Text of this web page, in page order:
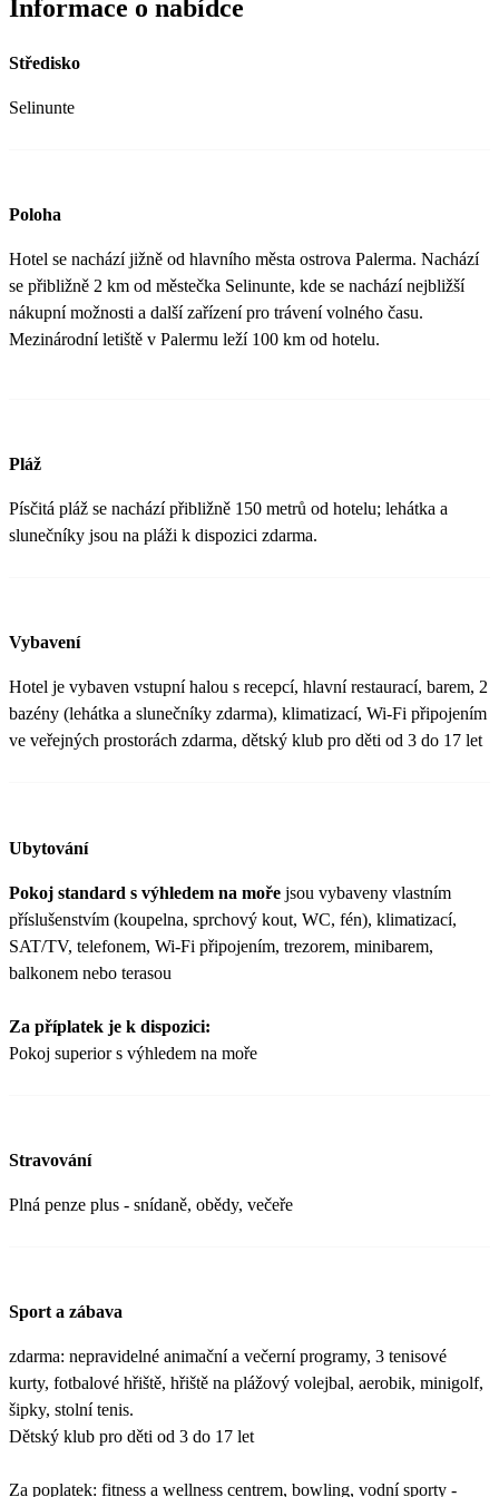
Informace o nabídce
Středisko
Selinunte
Poloha
Hotel se nachází jižně od hlavního města ostrova Palerma. Nachází
se přibližně 2 km od městečka Selinunte, kde se nachází nejbližší
nákupní možnosti a další zařízení pro trávení volného času.
Mezinárodní letiště v Palermu leží 100 km od hotelu.
Pláž
Písčitá pláž se nachází přibližně 150 metrů od hotelu; lehátka a
slunečníky jsou na pláži k dispozici zdarma.
Vybavení
Hotel je vybaven vstupní halou s recepcí, hlavní restaurací, barem, 2
bazény (lehátka a slunečníky zdarma), klimatizací, Wi-Fi připojením
ve veřejných prostorách zdarma, dětský klub pro děti od 3 do 17 let
Ubytování
Pokoj standard s výhledem na moře jsou vybaveny vlastním
příslušenstvím (koupelna, sprchový kout, WC, fén), klimatizací,
SAT/TV, telefonem, Wi-Fi připojením, trezorem, minibarem,
balkonem nebo terasou
Za příplatek je k dispozici:
Pokoj superior s výhledem na moře
Stravování
Plná penze plus - snídaně, obědy, večeře
Sport a zábava
zdarma: nepravidelné animační a večerní programy, 3 tenisové
kurty, fotbalové hřiště, hřiště na plážový volejbal, aerobik, minigolf,
šipky, stolní tenis.
Dětský klub pro děti od 3 do 17 let
Za poplatek: fitness a wellness centrem, bowling, vodní sporty -